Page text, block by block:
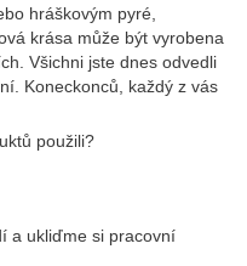
hráškovým pyré,
krása může být vyrobena
Všichni jste dnes odvedli
Koneckonců, každý z vás
použili?
a ukliďme si pracovní